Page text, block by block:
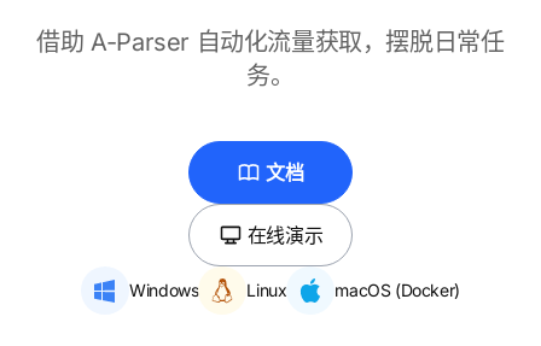
借助 A-Parser 自动化流量获取，摆脱日常任
务。
文档
在线演示
Windows Linux macOS (Docker)